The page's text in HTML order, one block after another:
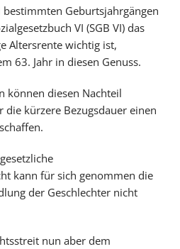
Geburtsjahrgängen
VI (SGB VI) das
Altersrente wichtig ist,
63. Jahr in diesen Genuss.
können diesen Nachteil
die kürzere Bezugsdauer einen
schaffen.
kann für sich genommen die
der Geschlechter nicht
nun aber dem